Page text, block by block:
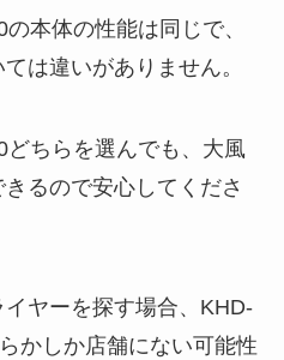
本体の性能は同じで、
は違いがありません。
ちらを選んでも、大風
るので安心してくださ
ヤーを探す場合、KHD-
かしか店舗にない可能性